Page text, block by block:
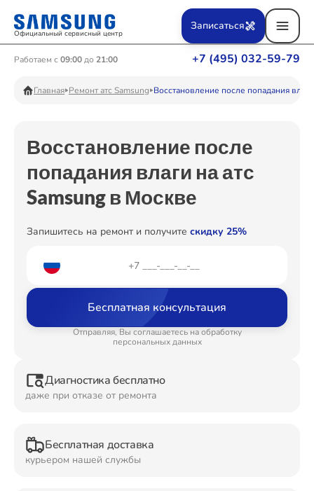
Официальный сервисный центр
+7 (495) 032-59-79
Работаем с 09:00до 21:00
Записаться
Главная Ремонт атс Samsung Восстановление после попадания влаги
Восстановление после
попадания влаги на атс
Samsung в Москве
Запишитесь на ремонт и получите скидку 25%
Бесплатная консультация
Отправляя, Вы соглашаетесь на обработку
персональных данных
Диагностика бесплатно
даже при отказе от ремонта
Бесплатная доставка
курьером нашей службы
Ремонт Вертикальных пылесосов
Ремонт Телевизоров
Ремонт Пылесосов
Ремонт Планшетов